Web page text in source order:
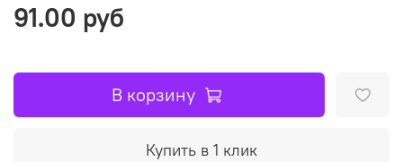
91.00 руб
В корзину
Купить в 1 клик